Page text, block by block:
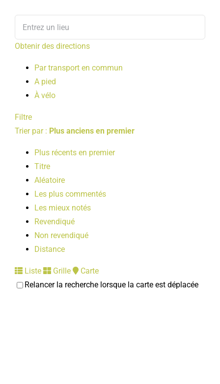
Obtenir des directions
Par transport en commun
A pied
À vélo
Filtre
Trier par : Plus anciens en premier
Plus récents en premier
Titre
Aléatoire
Les plus commentés
Les mieux notés
Revendiqué
Non revendiqué
Distance
Liste Grille
Carte
Relancer la recherche lorsque la carte est déplacée